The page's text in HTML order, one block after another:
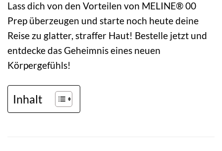
Lass dich von den Vorteilen von MELINE® 00
Prep überzeugen und starte noch heute deine
Reise zu glatter, straffer Haut! Bestelle jetzt und
entdecke das Geheimnis eines neuen
Körpergefühls!
Inhalt